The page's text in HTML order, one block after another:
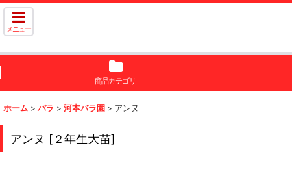
メニュー
商品カテゴリ
ホーム > バラ > 河本バラ園 > アンヌ
アンヌ [２年生大苗]